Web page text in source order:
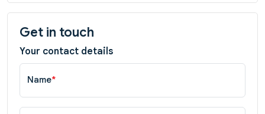
Get in touch
Your contact details
Name*